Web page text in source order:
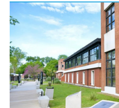
SERVICIOS SOCIALES
INFORMES
FUERA DE MEGÁFONO